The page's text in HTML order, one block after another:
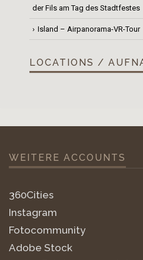
der Fils am Tag des Stadtfestes
Island – Airpanorama-VR-Tour
LOCATIONS /
WEITERE ACCOUNTS
360Cities
Instagram
Fotocommunity
Adobe Stock